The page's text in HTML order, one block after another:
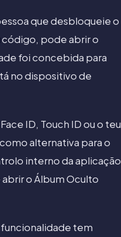
que desbloqueie o
código, pode abrir o
foi concebida para
no dispositivo de
ID, Touch ID ou o teu
alternativa para o
interno da aplicação
o Álbum Oculto
funcionalidade tem